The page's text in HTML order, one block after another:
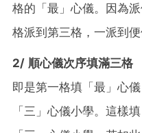
格的「最」心儀。因為
格派到第三格，一派到便
2/ 順心儀次序填滿三格
即是第一格填「最」心
「三」心儀小學。這樣